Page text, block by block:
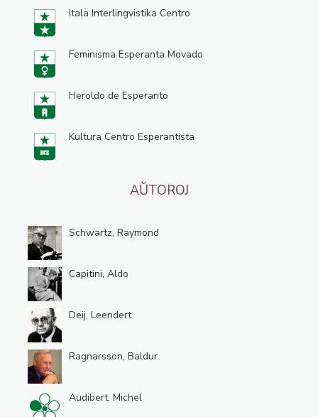
Itala Interlingvistika Centro
Feminisma Esperanta Movado
Heroldo de Esperanto
Kultura Centro Esperantista
AŬTOROJ
Schwartz, Raymond
Capitini, Aldo
Deij, Leendert
Ragnarsson, Baldur
Audibert, Michel